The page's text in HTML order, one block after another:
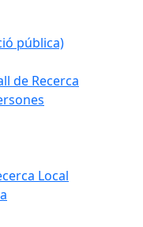
pública)
de Recerca
Local